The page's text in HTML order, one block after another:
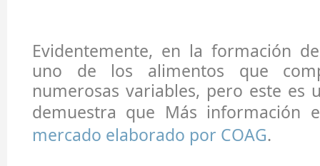
Evidentemente, en la formación
uno de los alimentos que
numerosas variables, pero este es
demuestra que Más información
mercado elaborado por COAG.